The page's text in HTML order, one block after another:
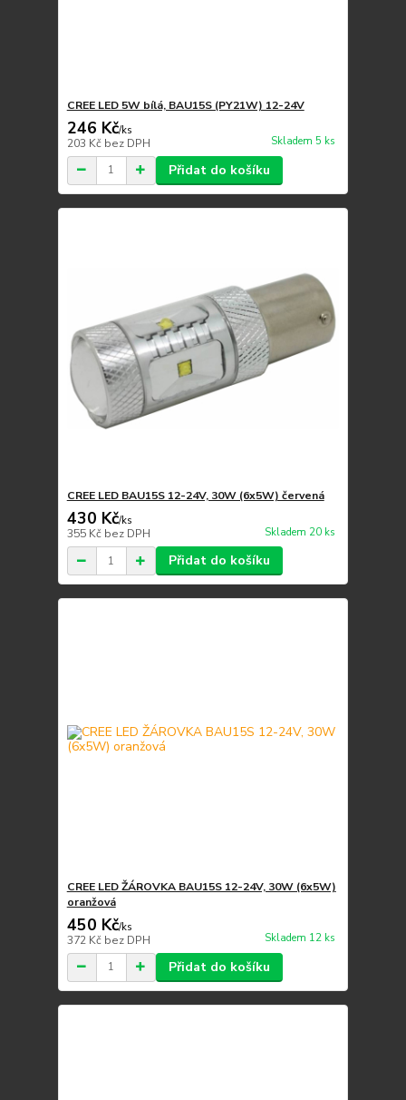
CREE LED 5W bílá, BAU15S (PY21W) 12-24V
246 Kč/ks
203 Kč bez DPH Skladem 5 ks
Přidat do košíku
CREE LED BAU15S 12-24V, 30W (6x5W) červená
430 Kč/ks
355 Kč bez DPH Skladem 20 ks
Přidat do košíku
CREE LED ŽÁROVKA BAU15S 12-24V, 30W (6x5W)
oranžová
450 Kč/ks
372 Kč bez DPH Skladem 12 ks
Přidat do košíku